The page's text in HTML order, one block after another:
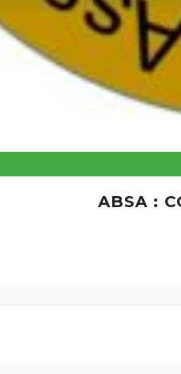
ABSA :